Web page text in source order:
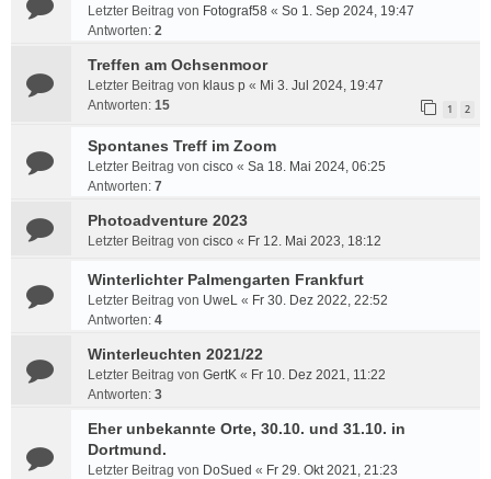
Letzter Beitrag von Fotograf58 « So 1. Sep 2024, 19:47
Antworten: 2
Treffen am Ochsenmoor
Letzter Beitrag von klaus p « Mi 3. Jul 2024, 19:47
Antworten: 15 1 2
Spontanes Treff im Zoom
Letzter Beitrag von cisco « Sa 18. Mai 2024, 06:25
Antworten: 7
Photoadventure 2023
Letzter Beitrag von cisco « Fr 12. Mai 2023, 18:12
Winterlichter Palmengarten Frankfurt
Letzter Beitrag von UweL « Fr 30. Dez 2022, 22:52
Antworten: 4
Winterleuchten 2021/22
Letzter Beitrag von GertK « Fr 10. Dez 2021, 11:22
Antworten: 3
Eher unbekannte Orte, 30.10. und 31.10. in
Dortmund.
Letzter Beitrag von DoSued « Fr 29. Okt 2021, 21:23